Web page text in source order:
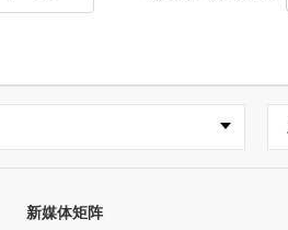
新媒体矩阵